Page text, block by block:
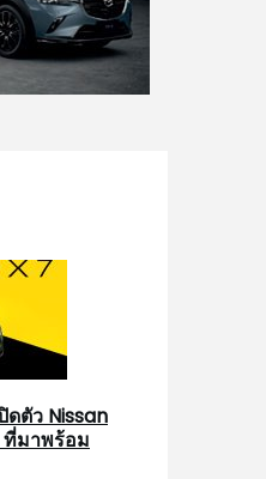
ดตัว Nissan
ที่มาพร้อม